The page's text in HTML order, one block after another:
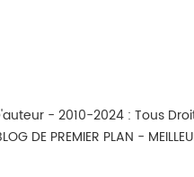
- 2010-2024 : Tous
DE PREMIER PLAN -